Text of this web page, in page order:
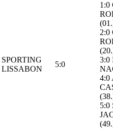
SPORTING
LISSABON
5:0
1:0
2:0
3:0
4:0
5:0